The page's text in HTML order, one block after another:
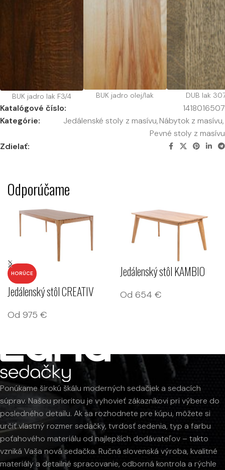
BUK jadro lak F3/4 BUK jadro olej/lak DUB lak
Katalógové číslo:
1418016507
Kategórie:
Jedálenské stoly z masívu,Nábytok z masívu,
Pevné stoly z masívu
Zdielať:
Odporúčame
HORÚCE
Jedálenský stôl CREATIV
Od 975 €
Jedálenský stôl KAMBIO
Od 654 €
Ponúkame širokú škálu moderných sedačiek a sedacích
súprav. Našou prioritou je vyhovieť zákazníkovi pri výbere do
posledného detailu. Ak sa rozhodnete pre kúpu, môžete si
určiť vlastný rozmer sedačky, tvrdosť sedenia, typ a farbu
poťahového materiálu od najlepších dodávateľov – takto
vzniká Vaša nová sedačka. Ručná slovenská výroba, kvalitné
materiály a detailné spracovanie, odborná kontrola a rýchle